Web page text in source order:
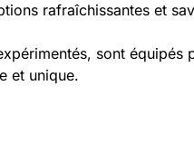
rafraîchissantes et
sont
et unique.